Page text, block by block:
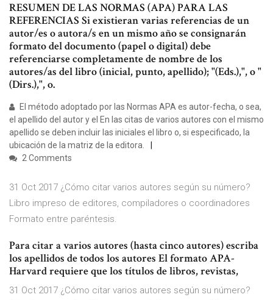
RESUMEN DE LAS NORMAS (APA) PARA LAS
REFERENCIAS Si existieran varias referencias de un
autor/es o autora/s en un mismo año se consignarán
formato del documento (papel o digital) debe
referenciarse completamente de nombre de los
autores/as del libro (inicial, punto, apellido); "(Eds.),", o "
(Dirs.),", o.
El método adoptado por las Normas APA es autor-fecha, o sea,
el apellido del autor y el En las citas de varios autores con el mismo
apellido se deben incluir las iniciales el libro o, si especificado, la
ubicación de la matriz de la editora.
2 Comments
31 Oct 2017 ¿Cómo citar varios autores según su número?
Libro impreso de editores, compiladores o coordinadores
Formato entre paréntesis.
Para citar a varios autores (hasta cinco autores) escriba
los apellidos de todos los autores El formato APA-
Harvard requiere que los títulos de libros, revistas,
31 Oct 2017 ¿Cómo citar varios autores según su número?